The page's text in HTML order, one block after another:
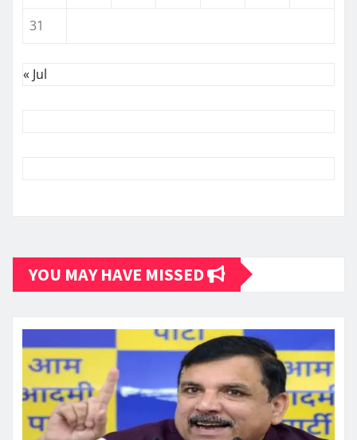
31
« Jul
YOU MAY HAVE MISSED